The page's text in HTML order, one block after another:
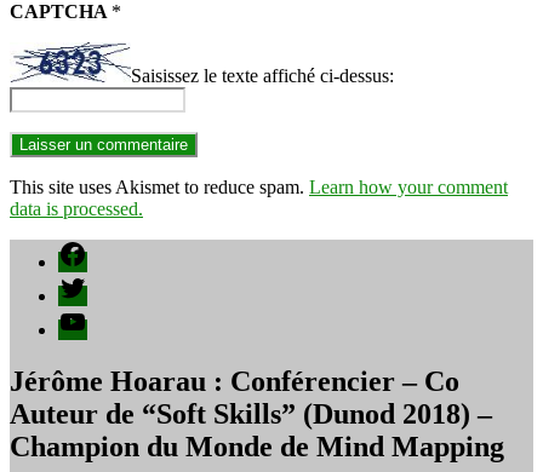
CAPTCHA *
Saisissez le texte affiché ci-dessus:
This site uses Akismet to reduce spam. Learn how your comment
data is processed.
Facebook
Twitter
YouTube
Jérôme Hoarau : Conférencier – Co
Auteur de “Soft Skills” (Dunod 2018) –
Champion du Monde de Mind Mapping